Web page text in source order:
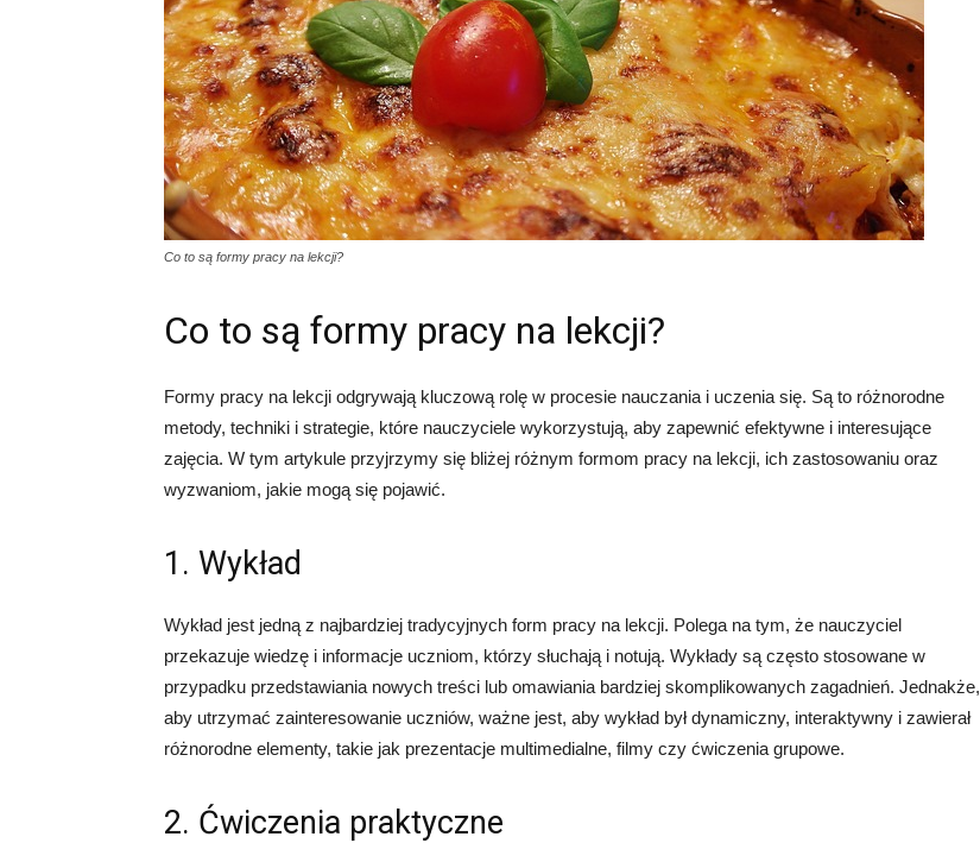
Co to są formy pracy na lekcji?
Co to są formy pracy na lekcji?
Formy pracy na lekcji odgrywają kluczową rolę w procesie nauczania i uczenia się. Są to różnorodne
metody, techniki i strategie, które nauczyciele wykorzystują, aby zapewnić efektywne i interesujące
zajęcia. W tym artykule przyjrzymy się bliżej różnym formom pracy na lekcji, ich zastosowaniu oraz
wyzwaniom, jakie mogą się pojawić.
1. Wykład
Wykład jest jedną z najbardziej tradycyjnych form pracy na lekcji. Polega na tym, że nauczyciel
przekazuje wiedzę i informacje uczniom, którzy słuchają i notują. Wykłady są często stosowane w
przypadku przedstawiania nowych treści lub omawiania bardziej skomplikowanych zagadnień. Jednakże,
aby utrzymać zainteresowanie uczniów, ważne jest, aby wykład był dynamiczny, interaktywny i zawierał
różnorodne elementy, takie jak prezentacje multimedialne, filmy czy ćwiczenia grupowe.
2. Ćwiczenia praktyczne